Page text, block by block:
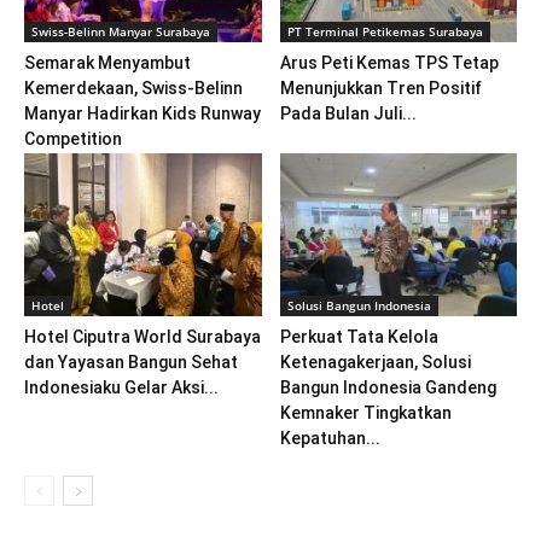
Swiss-Belinn Manyar Surabaya
Semarak Menyambut
Kemerdekaan, Swiss-Belinn
Manyar Hadirkan Kids Runway
Competition
PT Terminal Petikemas Surabaya
Arus Peti Kemas TPS Tetap
Menunjukkan Tren Positif
Pada Bulan Juli...
Hotel
Hotel Ciputra World Surabaya
dan Yayasan Bangun Sehat
Indonesiaku Gelar Aksi...
Solusi Bangun Indonesia
Perkuat Tata Kelola
Ketenagakerjaan, Solusi
Bangun Indonesia Gandeng
Kemnaker Tingkatkan
Kepatuhan...